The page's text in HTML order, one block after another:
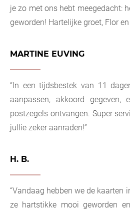
je zo met ons hebt meegedacht:
geworden! Hartelijke groet, Flor en
MARTINE EUVING
“In een tijdsbestek van 11
aanpassen, akkoord gegeven,
postzegels ontvangen. Super
jullie zeker aanraden!”
H. B.
“Vandaag hebben we de kaarten
ze hartstikke mooi geworden